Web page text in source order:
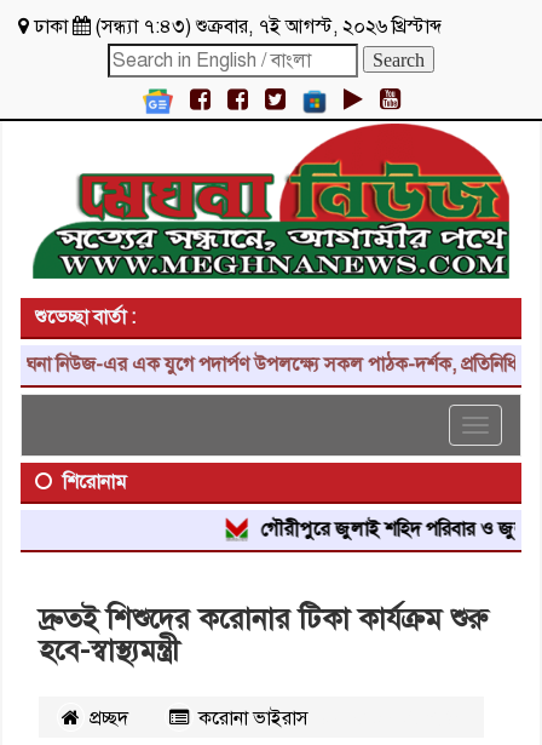
ঢাকা (সন্ধ্যা ৭:৪৩)শুক্রবার, ৭ই আগস্ট, ২০২৬ খ্রিস্টাব্দ
শুভেচ্ছা বার্তা :
নিউজ-এর এক যুগে পদার্পণ উপলক্ষ্যে সকল পাঠক-দর্শক, প্রতিনিধি,
Toggle
শিরোনাম
গৌরীপুরে জুলাই শহিদ পরিবার ও জুলাই
দ্রুতই শিশুদের করোনার টিকা কার্যক্রম শুরু
হবে-স্বাস্থ্যমন্ত্রী
প্রচ্ছদ করোনা ভাইরাস